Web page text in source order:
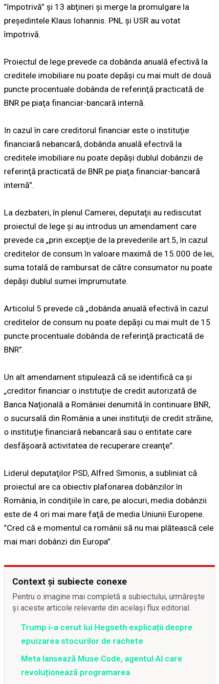
”împotrivă” şi 13 abţineri și merge la promulgare la
președintele Klaus Iohannis. PNL și USR au votat
împotrivă.
Proiectul de lege prevede ca dobânda anuală efectivă la
creditele imobiliare nu poate depăşi cu mai mult de două
puncte procentuale dobânda de referinţă practicată de
BNR pe piaţa financiar-bancară internă.
In cazul în care creditorul financiar este o instituţie
financiară nebancară, dobânda anuală efectivă la
creditele imobiliare nu poate depăşi dublul dobânzii de
referinţă practicată de BNR pe piaţa financiar-bancară
internă”.
La dezbateri, în plenul Camerei, deputaţii au rediscutat
proiectul de lege și au introdus un amendament care
prevede ca „prin excepţie de la prevederile art.5, în cazul
creditelor de consum în valoare maximă de 15.000 de lei,
suma totală de rambursat de către consumator nu poate
depăşi dublul sumei împrumutate.
Articolul 5 prevede că „dobânda anuală efectivă în cazul
creditelor de consum nu poate depăşi cu mai mult de 15
puncte procentuale dobânda de referinţă practicată de
BNR”.
Un alt amendament stipulează că se identifică ca și
„creditor financiar o instituţie de credit autorizată de
Banca Naţională a României denumită în continuare BNR,
o sucursală din România a unei instituţii de credit străine,
o instituţie financiară nebancară sau o entitate care
desfăşoară activitatea de recuperare creanţe”.
Liderul deputaţilor PSD, Alfred Simonis, a subliniat că
proiectul are ca obiectiv plafonarea dobânzilor în
România, în condiţiile în care, pe alocuri, media dobânzii
este de 4 ori mai mare faţă de media Uniunii Europene.
”Cred că e momentul ca românii să nu mai plătească cele
mai mari dobânzi din Europa”.
Context și subiecte conexe
Pentru o imagine mai completă a subiectului, urmărește
și aceste articole relevante din același flux editorial.
Trump i-a cerut lui Hegseth explicații despre
epuizarea stocurilor de rachete
Meta lansează Muse Code, agentul AI care
revoluționează programarea